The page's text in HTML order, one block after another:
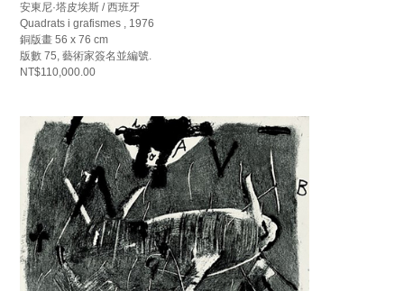
安東尼·塔皮埃斯 / 西班牙
Quadrats i grafismes , 1976
銅版畫 56 x 76 cm
版數 75, 藝術家簽名並編號.
NT$110,000.00